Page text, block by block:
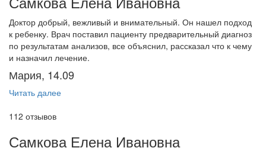
Доктор добрый, вежливый и внимательный. Он нашел подход
к ребенку. Врач поставил пациенту предварительный диагноз
по результатам анализов, все объяснил, рассказал что к чему
и назначил лечение.
Мария, 14.09
Читать далее
112 отзывов
Самкова Елена Ивановна